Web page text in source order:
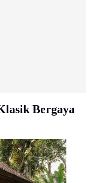
Bergaya